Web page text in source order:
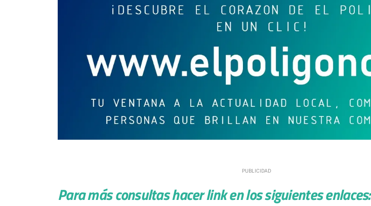
Para más consultas hacer link en los siguientes enlaces: